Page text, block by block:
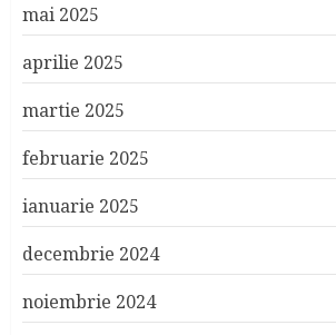
mai 2025
aprilie 2025
martie 2025
februarie 2025
ianuarie 2025
decembrie 2024
noiembrie 2024